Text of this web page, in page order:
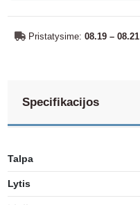
Pristatysime: 08.19 – 08.21
Specifikacijos
Talpa
Lytis